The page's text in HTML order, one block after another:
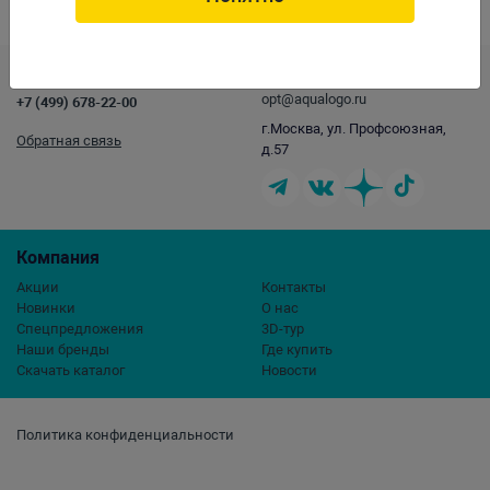
Политика конфиденциальности
Компания
Акции
Новинки
Спецпредложения
Наши бренды
Скачать каталог
Контакты
О нас
3D-тур
Где купить
Новости
+7 (499) 678-22-00
Обратная связь
opt@aqualogo.ru
г.Москва, ул. Профсоюзная,
д.57